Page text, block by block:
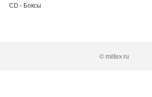
CD - Боксы
© miltex.ru